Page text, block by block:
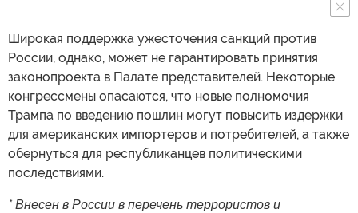
Широкая поддержка ужесточения санкций против
России, однако, может не гарантировать принятия
законопроекта в Палате представителей. Некоторые
конгрессмены опасаются, что новые полномочия
Трампа по введению пошлин могут повысить издержки
для американских импортеров и потребителей, а также
обернуться для республиканцев политическими
последствиями.
* Внесен в России в перечень террористов и